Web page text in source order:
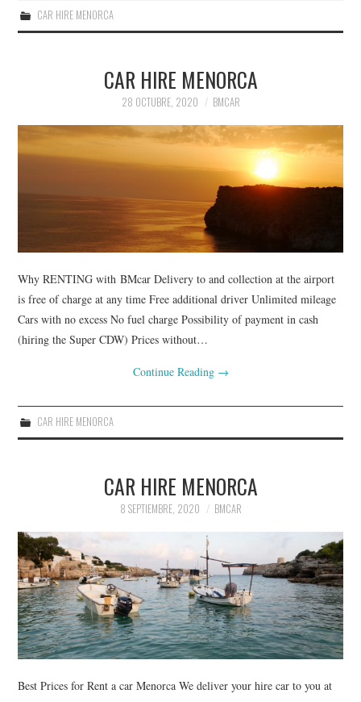
CAR HIRE MENORCA
CAR HIRE MENORCA
28 OCTUBRE, 2020 BMCAR
Why RENTING with BMcar Delivery to and collection at the airport
is free of charge at any time Free additional driver Unlimited mileage
Cars with no excess No fuel charge Possibility of payment in cash
(hiring the Super CDW) Prices without…
Continue Reading →
CAR HIRE MENORCA
CAR HIRE MENORCA
8 SEPTIEMBRE, 2020 BMCAR
Best Prices for Rent a car Menorca We deliver your hire car to you at